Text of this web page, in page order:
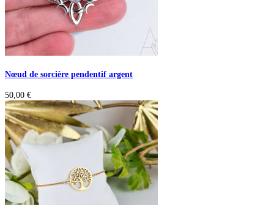
Nœud de sorcière pendentif argent
50,00 €